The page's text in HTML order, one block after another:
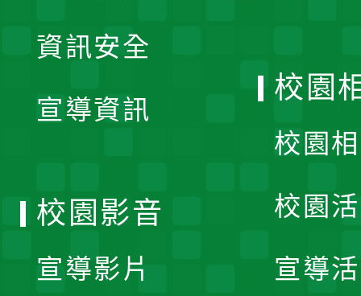
資訊安全
宣導資訊
校園
校園
校園
宣導
校園影音
宣導影片